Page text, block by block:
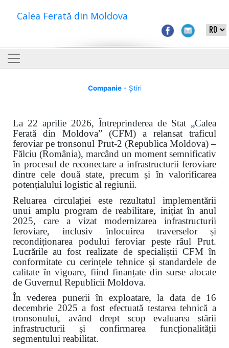
Calea Ferată din Moldova
Companie- Știri
La 22 aprilie 2026, Întreprinderea de Stat „Calea
Ferată din Moldova” (CFM) a relansat traficul
feroviar pe tronsonul Prut-2 (Republica Moldova) –
Fălciu (România), marcând un moment semnificativ
în procesul de reconectare a infrastructurii feroviare
dintre cele două state, precum și în valorificarea
potențialului logistic al regiunii.
Reluarea circulației este rezultatul implementării
unui amplu program de reabilitare, inițiat în anul
2025, care a vizat modernizarea infrastructurii
feroviare, inclusiv înlocuirea traverselor și
recondiționarea podului feroviar peste râul Prut.
Lucrările au fost realizate de specialiștii CFM în
conformitate cu cerințele tehnice și standardele de
calitate în vigoare, fiind finanțate din surse alocate
de Guvernul Republicii Moldova.
În vederea punerii în exploatare, la data de 16
decembrie 2025 a fost efectuată testarea tehnică a
tronsonului, având drept scop evaluarea stării
infrastructurii și confirmarea funcționalității
segmentului reabilitat.